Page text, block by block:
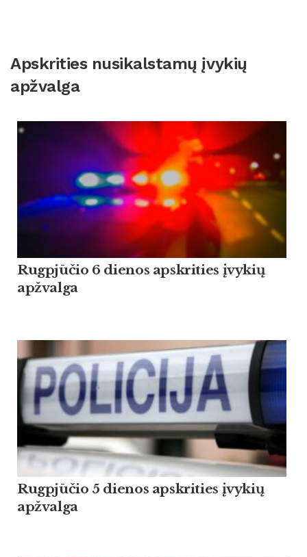
Apskrities nusikalstamų įvykių
apžvalga
Rugpjūčio 6 dienos apskrities įvykių
apžvalga
Rugpjūčio 5 dienos apskrities įvykių
apžvalga